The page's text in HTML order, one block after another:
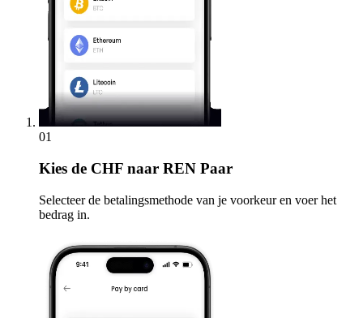
01
Kies de CHF naar REN Paar
Selecteer de betalingsmethode van je voorkeur en voer het
bedrag in.